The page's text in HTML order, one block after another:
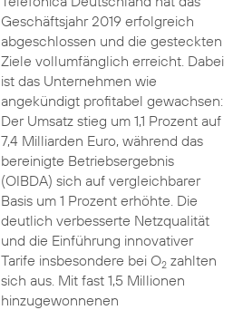
Geschäftsjahr 2019 erfolgreich
abgeschlossen und die gesteckten
Ziele vollumfänglich erreicht. Dabei
ist das Unternehmen wie
angekündigt profitabel gewachsen:
Der Umsatz stieg um 1,1 Prozent auf
7,4 Milliarden Euro, während das
bereinigte Betriebsergebnis
(OIBDA) sich auf vergleichbarer
Basis um 1 Prozent erhöhte. Die
deutlich verbesserte Netzqualität
und die Einführung innovativer
Tarife insbesondere bei O2zahlten
sich aus. Mit fast 1,5 Millionen
hinzugewonnenen